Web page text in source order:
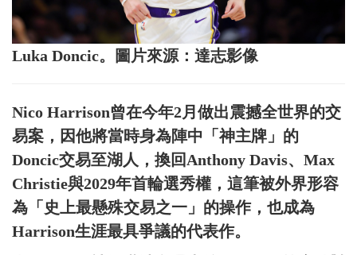
Luka Doncic。圖片來源：達志影像
Nico Harrison曾在今年2月做出震撼全世界的交
易案，因他將當時身為陣中「神主牌」的
Doncic交易至湖人，換回Anthony Davis、Max
Christie與2029年首輪選秀權，這筆被外界形容
為「史上最懸殊交易之一」的操作，也成為
Harrison生涯最具爭議的代表作。